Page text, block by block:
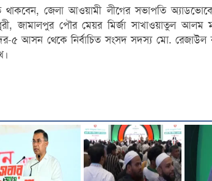
থাকবেন, জেলা আওয়ামী লীগের সভাপতি
পৌর মেয়র মির্জা সাখাওয়াতুল আলম
আসন থেকে নির্বাচিত সংসদ সদস্য মো. রেজাউল